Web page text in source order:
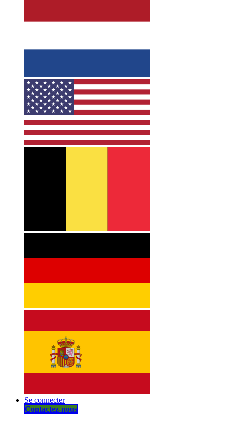
Se connecter
Contactez-nous